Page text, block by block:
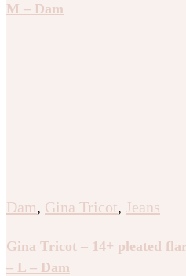
M – Dam
Dam, Gina Tricot, Jeans
Gina Tricot – 14+ pleated
– L – Dam